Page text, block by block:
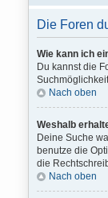
Die Foren
Wie kann ich
Du kannst die
Nach oben
Weshalb
Deine Suche
benutze die
die
Nach oben